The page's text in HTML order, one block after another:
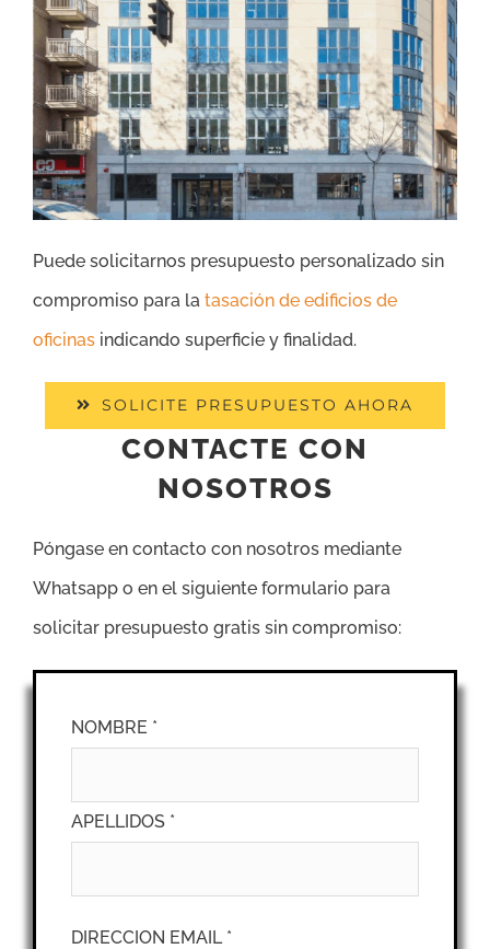
Puede solicitarnos presupuesto personalizado sin
compromiso para la tasación de edificios de
oficinas indicando superficie y finalidad.
SOLICITE PRESUPUESTO AHORA
CONTACTE CON
NOSOTROS
Póngase en contacto con nosotros mediante
Whatsapp o en el siguiente formulario para
solicitar presupuesto gratis sin compromiso:
NOMBRE *
APELLIDOS *
DIRECCION EMAIL *